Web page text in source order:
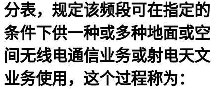
分表，规定该频段可在指定的
条件下供一种或多种地面或空
间无线电通信业务或射电天文
业务使用，这个过程称为：